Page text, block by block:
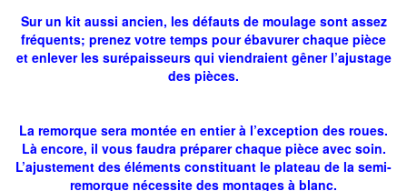
Sur un kit aussi ancien, les défauts de moulage sont assez
fréquents; prenez votre temps pour ébavurer chaque pièce
et enlever les surépaisseurs qui viendraient gêner l’ajustage
des pièces.
La remorque sera montée en entier à l’exception des roues.
Là encore, il vous faudra préparer chaque pièce avec soin.
L’ajustement des éléments constituant le plateau de la semi-
remorque nécessite des montages à blanc.